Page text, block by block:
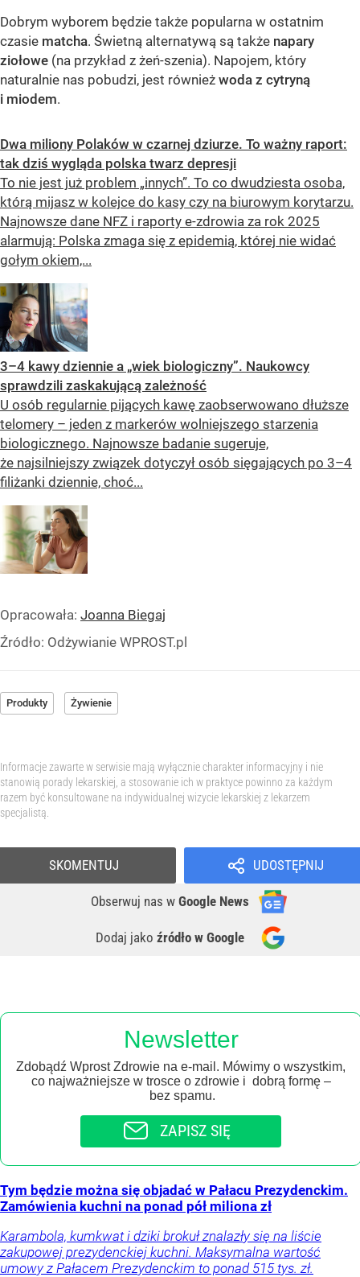
Dobrym wyborem będzie także popularna w ostatnim
czasie matcha. Świetną alternatywą są także napary
ziołowe (na przykład z żeń-szenia). Napojem, który
naturalnie nas pobudzi, jest również woda z cytryną
i miodem.
Dwa miliony Polaków w czarnej dziurze. To ważny raport:
tak dziś wygląda polska twarz depresji
To nie jest już problem „innych”. To co dwudziesta osoba,
którą mijasz w kolejce do kasy czy na biurowym korytarzu.
Najnowsze dane NFZ i raporty e-zdrowia za rok 2025
alarmują: Polska zmaga się z epidemią, której nie widać
gołym okiem,...
3–4 kawy dziennie a „wiek biologiczny”. Naukowcy
sprawdzili zaskakującą zależność
U osób regularnie pijących kawę zaobserwowano dłuższe
telomery – jeden z markerów wolniejszego starzenia
biologicznego. Najnowsze badanie sugeruje,
że najsilniejszy związek dotyczył osób sięgających po 3–4
filiżanki dziennie, choć...
Opracowała: Joanna Biegaj
Źródło: Odżywianie WPROST.pl
Produkty Żywienie
Informacje zawarte w serwisie mają wyłącznie charakter informacyjny i nie
stanowią porady lekarskiej, a stosowanie ich w praktyce powinno za każdym
razem być konsultowane na indywidualnej wizycie lekarskiej z lekarzem
specjalistą.
UDOSTĘPNIJ
Obserwuj nas w Google News
Dodaj jako źródło w Google
SKOMENTUJ
Newsletter
Zdobądź Wprost Zdrowie na e-mail. Mówimy o wszystkim,
co najważniejsze w trosce o zdrowie i dobrą formę –
bez spamu.
ZAPISZ SIĘ
Tym będzie można się objadać w Pałacu Prezydenckim.
Zamówienia kuchni na ponad pół miliona zł
Karambola, kumkwat i dziki brokuł znalazły się na liście
zakupowej prezydenckiej kuchni. Maksymalna wartość
umowy z Pałacem Prezydenckim to ponad 515 tys. zł.